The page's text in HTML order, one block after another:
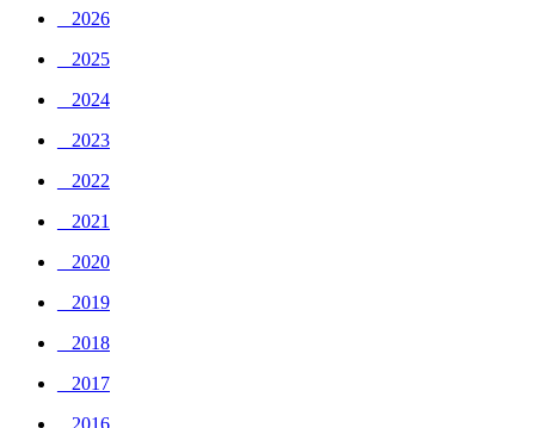
_ 2026
_ 2025
_ 2024
_ 2023
_ 2022
_ 2021
_ 2020
_ 2019
_ 2018
_ 2017